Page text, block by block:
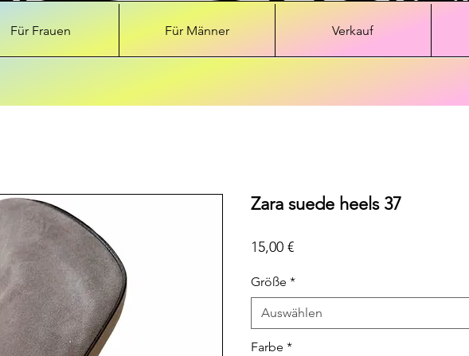
Für Frauen Für Männer Verkauf
Zara suede heels 37
15,00 €Preis
Größe *
Auswählen
Farbe *